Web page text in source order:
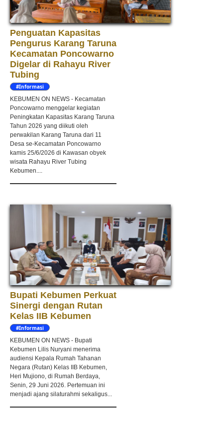
Penguatan Kapasitas
Pengurus Karang Taruna
Kecamatan Poncowarno
Digelar di Rahayu River
Tubing
#Informasi
KEBUMEN ON NEWS - Kecamatan
Poncowarno menggelar kegiatan
Peningkatan Kapasitas Karang Taruna
Tahun 2026 yang diikuti oleh
perwakilan Karang Taruna dari 11
Desa se-Kecamatan Poncowarno
kamis 25/6/2026 di Kawasan obyek
wisata Rahayu River Tubing
Kebumen....
Bupati Kebumen Perkuat
Sinergi dengan Rutan
Kelas IIB Kebumen
#Informasi
KEBUMEN ON NEWS - Bupati
Kebumen Lilis Nuryani menerima
audiensi Kepala Rumah Tahanan
Negara (Rutan) Kelas IIB Kebumen,
Heri Mujiono, di Rumah Berdaya,
Senin, 29 Juni 2026. Pertemuan ini
menjadi ajang silaturahmi sekaligus...